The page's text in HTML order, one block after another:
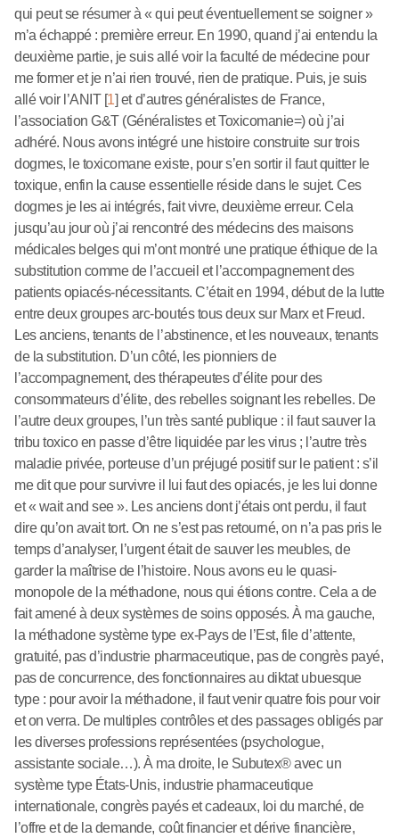
qui peut se résumer à « qui peut éventuellement se soigner »
m’a échappé : première erreur. En 1990, quand j’ai entendu la
deuxième partie, je suis allé voir la faculté de médecine pour
me former et je n’ai rien trouvé, rien de pratique. Puis, je suis
allé voir l’ANIT[1] et d’autres généralistes de France,
l’association G&T (Généralistes et Toxicomanie=) où j’ai
adhéré. Nous avons intégré une histoire construite sur trois
dogmes, le toxicomane existe, pour s’en sortir il faut quitter le
toxique, enfin la cause essentielle réside dans le sujet. Ces
dogmes je les ai intégrés, fait vivre, deuxième erreur. Cela
jusqu’au jour où j’ai rencontré des médecins des maisons
médicales belges qui m’ont montré une pratique éthique de la
substitution comme de l’accueil et l’accompagnement des
patients opiacés-nécessitants. C’était en 1994, début de la lutte
entre deux groupes arc-boutés tous deux sur Marx et Freud.
Les anciens, tenants de l’abstinence, et les nouveaux, tenants
de la substitution. D’un côté, les pionniers de
l’accompagnement, des thérapeutes d’élite pour des
consommateurs d’élite, des rebelles soignant les rebelles. De
l’autre deux groupes, l’un très santé publique : il faut sauver la
tribu toxico en passe d’être liquidée par les virus ; l’autre très
maladie privée, porteuse d’un préjugé positif sur le patient : s’il
me dit que pour survivre il lui faut des opiacés, je les lui donne
et « wait and see ». Les anciens dont j’étais ont perdu, il faut
dire qu’on avait tort. On ne s’est pas retourné, on n’a pas pris le
temps d’analyser, l’urgent était de sauver les meubles, de
garder la maîtrise de l’histoire. Nous avons eu le quasi-
monopole de la méthadone, nous qui étions contre. Cela a de
fait amené à deux systèmes de soins opposés. À ma gauche,
la méthadone système type ex-Pays de l’Est, file d’attente,
gratuité, pas d’industrie pharmaceutique, pas de congrès payé,
pas de concurrence, des fonctionnaires au diktat ubuesque
type : pour avoir la méthadone, il faut venir quatre fois pour voir
et on verra. De multiples contrôles et des passages obligés par
les diverses professions représentées (psychologue,
assistante sociale…). À ma droite, le Subutex® avec un
système type États-Unis, industrie pharmaceutique
internationale, congrès payés et cadeaux, loi du marché, de
l’offre et de la demande, coût financier et dérive financière,